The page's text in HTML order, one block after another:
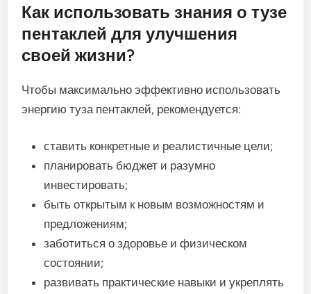
Как использовать знания о тузе
пентаклей для улучшения
своей жизни?
Чтобы максимально эффективно использовать
энергию туза пентаклей, рекомендуется:
ставить конкретные и реалистичные цели;
планировать бюджет и разумно
инвестировать;
быть открытым к новым возможностям и
предложениям;
заботиться о здоровье и физическом
состоянии;
развивать практические навыки и укреплять